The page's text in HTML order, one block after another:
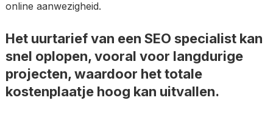
online aanwezigheid.
Het uurtarief van een SEO specialist kan
snel oplopen, vooral voor langdurige
projecten, waardoor het totale
kostenplaatje hoog kan uitvallen.